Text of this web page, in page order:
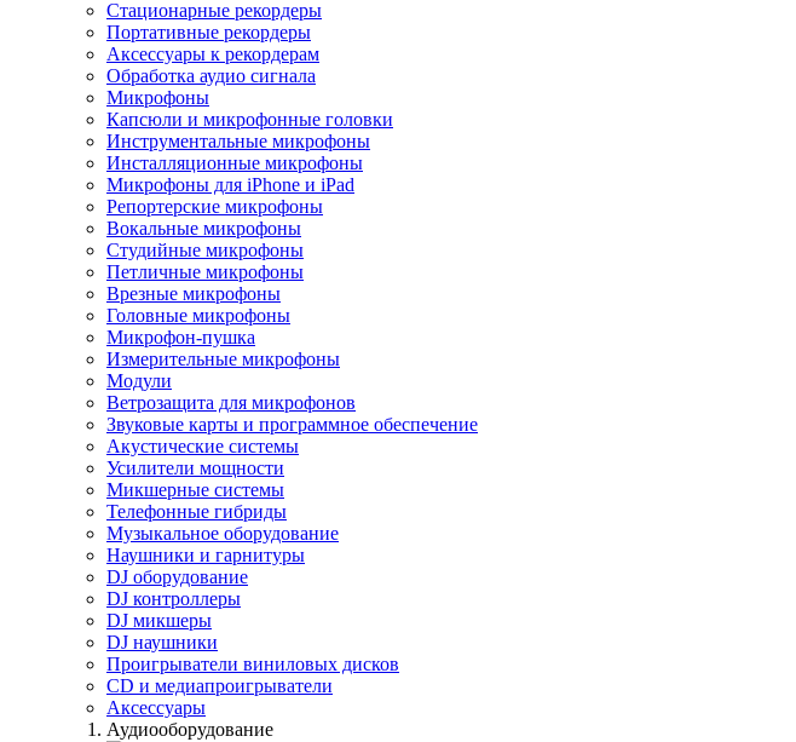
Стационарные рекордеры
Портативные рекордеры
Аксессуары к рекордерам
Обработка аудио сигнала
Микрофоны
Капсюли и микрофонные головки
Инструментальные микрофоны
Инсталляционные микрофоны
Микрофоны для iPhone и iPad
Репортерские микрофоны
Вокальные микрофоны
Студийные микрофоны
Петличные микрофоны
Врезные микрофоны
Головные микрофоны
Микрофон-пушка
Измерительные микрофоны
Модули
Ветрозащита для микрофонов
Звуковые карты и программное обеспечение
Акустические системы
Усилители мощности
Микшерные системы
Телефонные гибриды
Музыкальное оборудование
Наушники и гарнитуры
DJ оборудование
DJ контроллеры
DJ микшеры
DJ наушники
Проигрыватели виниловых дисков
СD и медиапроигрыватели
Аксессуары
Аудиооборудование